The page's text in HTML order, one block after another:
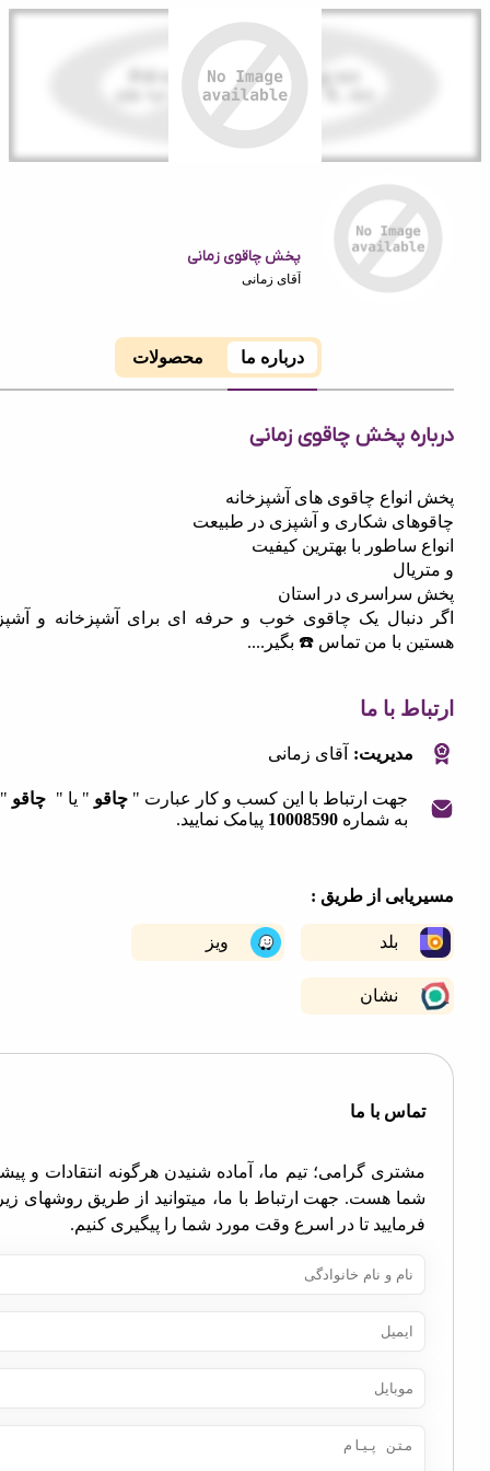
پخش چاقوی زمانی
آقای زمانی
محصولات
پخش چاقوی زمانی
چاقوی های آشپزخانه
شکاری و آشپزی در طبیعت
ساطور با بهترین کیفیت
در استان
یک چاقوی خوب و حرفه ای برای آشپزخانه و آشپزی
با من تماس ☎️ بگیر....
با ما
مدیریت: آقای زمانی
جهت ارتباط با این کسب و کار عبارت "چاقو " یا " چاقو" را
به شماره
10008590 پیامک نمایید.
از طریق :
ویز
نشان
با ما
گرامی؛ تیم ما، آماده شنیدن هرگونه انتقادات و پیشنهادات
هست. جهت ارتباط با ما، میتوانید از طریق روشهای زیر اقدام
تا در اسرع وقت مورد شما را پیگیری کنیم.